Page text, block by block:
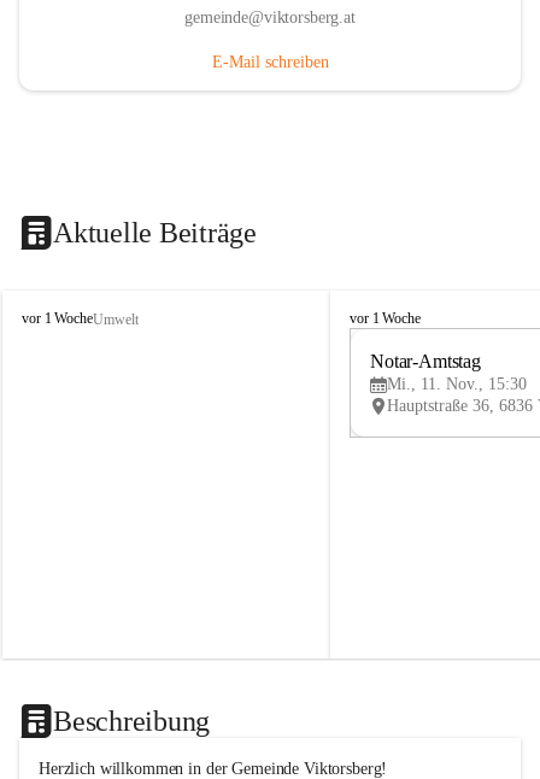
gemeinde@viktorsberg.at
E-Mail schreiben
Aktuelle Beiträge
V
vor 1 WocheUmwelt
V
vor 1 Woche
Notar-Amtstag
Mi., 11. Nov., 15:30
Beschreibung
Herzlich willkommen in der Gemeinde Viktorsberg!